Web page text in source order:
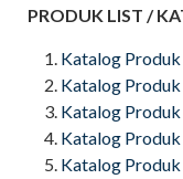
PRODUK LIST /
Katalog Produk
Katalog
Katalog
Katalog
Katalog